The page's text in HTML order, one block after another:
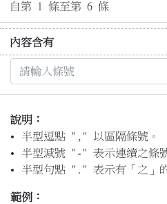
自第 1 條至第 6 條
內容含有
說明：
半型逗點 "," 以區隔條號。
半型減號 "-" 表示連續之條
半型句點 "." 表示有「之」
範例：